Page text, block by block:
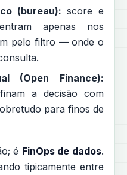
(bureau): score e
apenas nos
pelo filtro — onde o
(Open Finance):
a decisão com
para finos de
é FinOps de dados.
tipicamente entre